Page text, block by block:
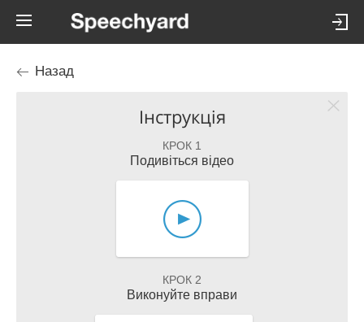
Назад
Інструкція
КРОК 1
Подивіться відео
КРОК 2
Виконуйте вправи